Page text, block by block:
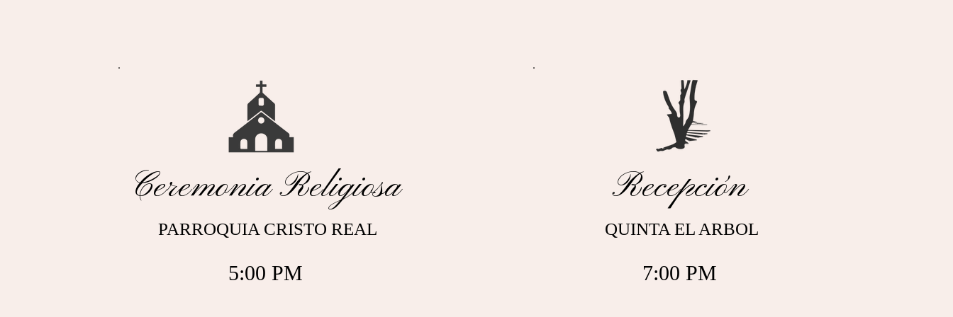
Ceremonia Religiosa
PARROQUIA CRISTO REAL
5:00 PM
Recepción
QUINTA EL ARBOL
7:00 PM